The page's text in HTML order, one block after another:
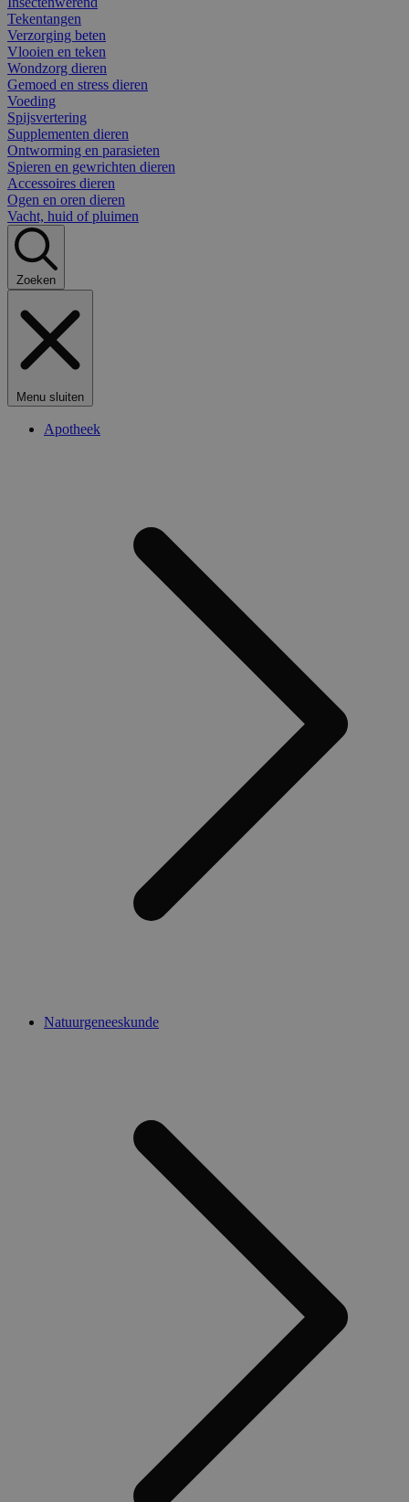
Tekentangen
Verzorging beten
Vlooien en teken
Wondzorg dieren
Gemoed en stress dieren
Voeding
Spijsvertering
Supplementen dieren
Ontworming en parasieten
Spieren en gewrichten dieren
Accessoires dieren
Ogen en oren dieren
Vacht, huid of pluimen
Zoeken
Menu sluiten
Apotheek
Natuurgeneeskunde